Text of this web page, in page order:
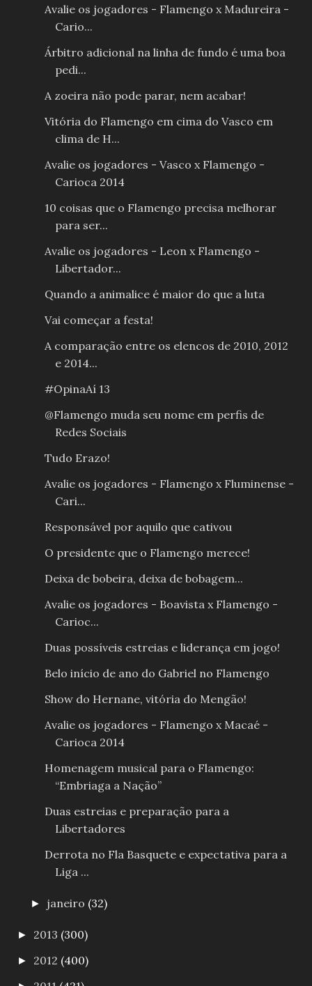
Avalie os jogadores - Flamengo x Madureira -
Cario...
Árbitro adicional na linha de fundo é uma boa
pedi...
A zoeira não pode parar, nem acabar!
Vitória do Flamengo em cima do Vasco em
clima de H...
Avalie os jogadores - Vasco x Flamengo -
Carioca 2014
10 coisas que o Flamengo precisa melhorar
para ser...
Avalie os jogadores - Leon x Flamengo -
Libertador...
Quando a animalice é maior do que a luta
Vai começar a festa!
A comparação entre os elencos de 2010, 2012
e 2014...
#OpinaAí 13
@Flamengo muda seu nome em perfis de
Redes Sociais
Tudo Erazo!
Avalie os jogadores - Flamengo x Fluminense -
Cari...
Responsável por aquilo que cativou
O presidente que o Flamengo merece!
Deixa de bobeira, deixa de bobagem...
Avalie os jogadores - Boavista x Flamengo -
Carioc...
Duas possíveis estreias e liderança em jogo!
Belo início de ano do Gabriel no Flamengo
Show do Hernane, vitória do Mengão!
Avalie os jogadores - Flamengo x Macaé -
Carioca 2014
Homenagem musical para o Flamengo:
“Embriaga a Nação”
Duas estreias e preparação para a
Libertadores
Derrota no Fla Basquete e expectativa para a
Liga ...
► janeiro (32)
► 2013 (300)
► 2012 (400)